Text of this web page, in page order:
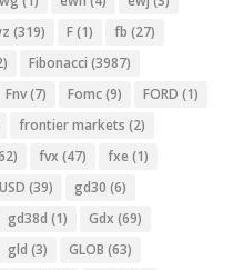
(319) F(1) fb (27)
Fibonacci (3987)
Fnv(7) Fomc(9) FORD (1)
frontier markets (2)
fvx (47) fxe (1)
(39) gd30 (6)
gd38d (1) Gdx (69)
gld (3) GLOB (63)